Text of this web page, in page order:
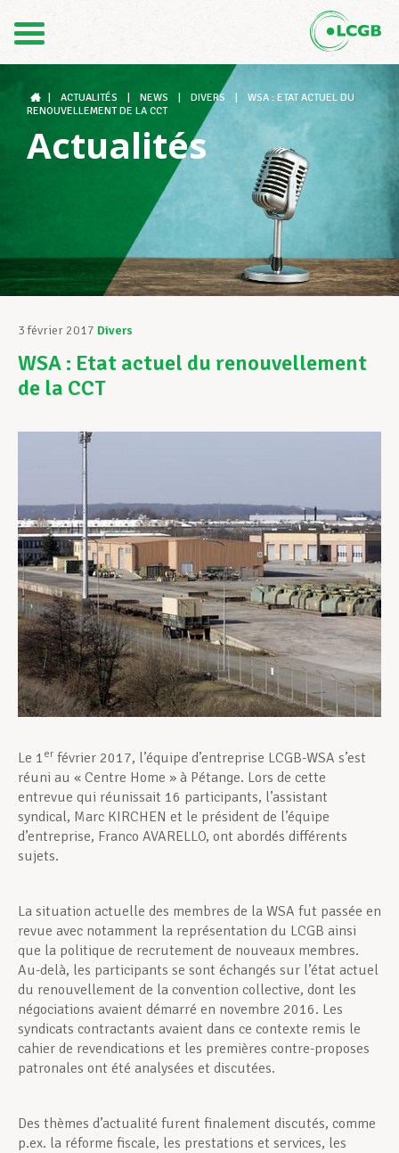
DE
Le LCGB
Structures syndicales
Assistance au Travail
Vos droits
Assistance en vie privée
Développement professionnel
Devenir Membre
Actualités
ACTUALITÉS NEWS DIVERS
WSA : ETAT ACTUEL DU
RENOUVELLEMENT DE LA CCT
Actualités
3 février 2017 Divers
WSA : Etat actuel du renouvellement
de la CCT
Le 1 er février 2017, l’équipe d’entreprise LCGB-WSA s’est
réuni au « Centre Home » à Pétange. Lors de cette
entrevue qui réunissait 16 participants, l’assistant
syndical, Marc KIRCHEN et le président de l’équipe
d’entreprise, Franco AVARELLO, ont abordés différents
sujets.
La situation actuelle des membres de la WSA fut passée en
revue avec notamment la représentation du LCGB ainsi
que la politique de recrutement de nouveaux membres.
Au-delà, les participants se sont échangés sur l’état actuel
du renouvellement de la convention collective, dont les
négociations avaient démarré en novembre 2016. Les
syndicats contractants avaient dans ce contexte remis le
cahier de revendications et les premières contre-proposes
patronales ont été analysées et discutées.
Des thèmes d’actualité furent finalement discutés, comme
p.ex. la réforme fiscale, les prestations et services, les